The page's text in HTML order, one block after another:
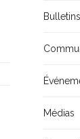
Médias